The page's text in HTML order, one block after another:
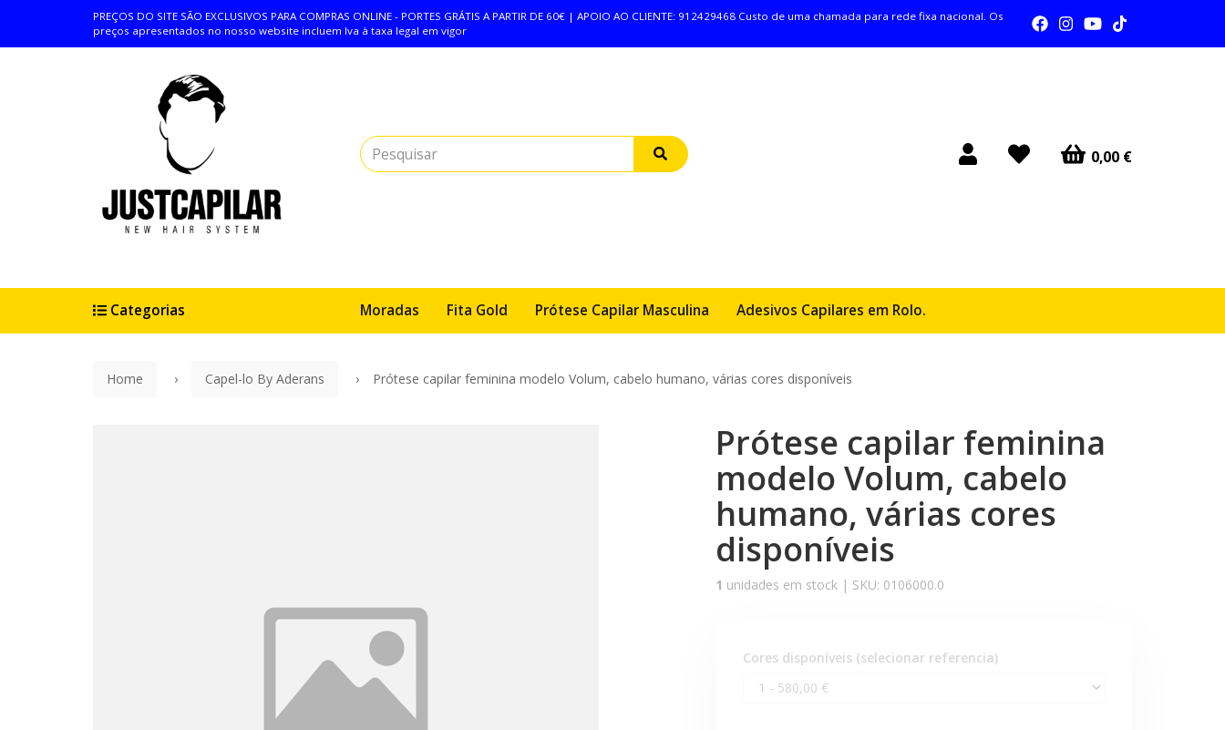
PREÇOS DO SITE SÃO EXCLUSIVOS PARA COMPRAS ONLINE - PORTES GRÁTIS A PARTIR DE 60€ | APOIO AO CLIENTE: 912429468 Custo de uma chamada para rede fixa nacional. Os
preços apresentados no nosso website incluem Iva à taxa legal em vigor
0,00 €
Moradas Fita Gold Prótese Capilar Masculina Adesivos Capilares em Rolo.
Categorias
Home Capel-lo By Aderans Prótese capilar feminina modelo Volum, cabelo humano, várias cores disponíveis
Prótese capilar feminina
modelo Volum, cabelo
humano, várias cores
disponíveis
1 unidades em stock | SKU: 0106000.0
Cores disponíveis (selecionar referencia)